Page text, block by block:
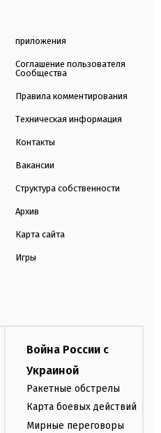
приложения
Соглашение пользователя
Сообщества
Правила комментирования
Техническая информация
Контакты
Вакансии
Структура собственности
Архив
Карта сайта
Игры
Война России с
Украиной
Ракетные обстрелы
Карта боевых действий
Мирные переговоры